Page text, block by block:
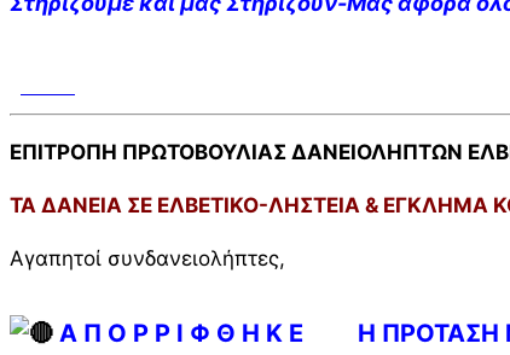
ΕΠΙΤΡΟΠΗ ΠΡΩΤΟΒΟΥΛΙΑΣ ΔΑΝΕΙΟΛΗΠΤΩΝ
ΤΑ ΔΑΝΕΙΑ ΣΕ ΕΛΒΕΤΙΚΟ-ΛΗΣΤΕΙΑ & ΕΓΚΛΗΜΑ
Αγαπητοί συνδανειολήπτες,
Α Π Ο Ρ Ρ Ι Φ Θ Η Κ Ε Η ΠΡΟΤΑΣΗ